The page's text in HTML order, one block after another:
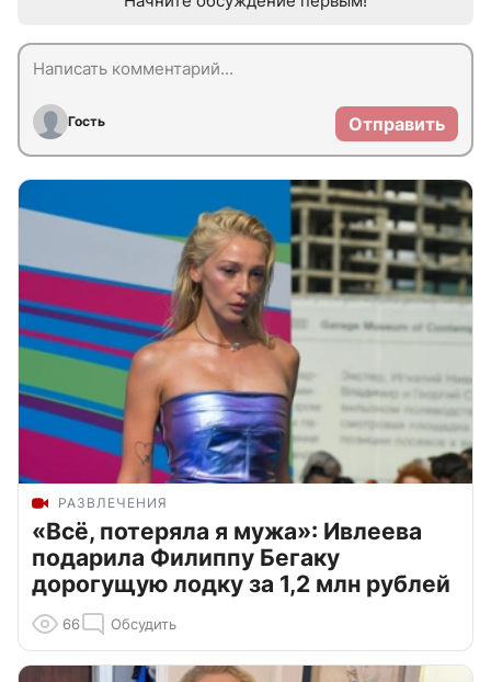
Гость Отправить
РАЗВЛЕЧЕНИЯ
«Всё, потеряла я мужа»: Ивлеева
подарила Филиппу Бегаку
дорогущую лодку за 1,2 млн рублей
66 Обсудить